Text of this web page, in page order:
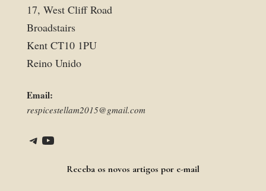
17, West Cliff Road
Broadstairs
Kent CT10 1PU
Reino Unido
Email:
respicestellam2015@gmail.com
Telegram YouTube
Receba os novos artigos por e-mail